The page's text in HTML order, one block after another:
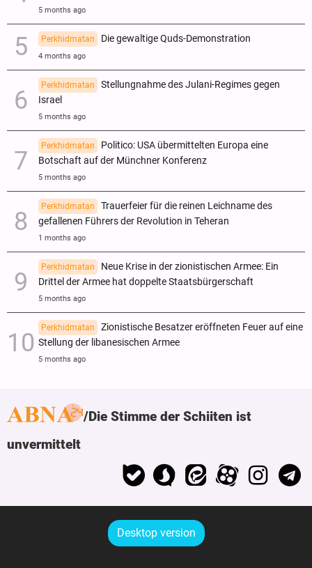
5 months ago
Perkhidmatan Die gewaltige Quds-Demonstration
4 months ago
Perkhidmatan
Stellungnahme des Julani-Regimes gegen
Israel
5 months ago
Perkhidmatan
Politico: USA übermittelten Europa eine
Botschaft auf der Münchner Konferenz
5 months ago
Perkhidmatan
Trauerfeier für die reinen Leichname des
gefallenen Führers der Revolution in Teheran
1 months ago
Perkhidmatan
Neue Krise in der zionistischen Armee: Ein
Drittel der Armee hat doppelte Staatsbürgerschaft
5 months ago
Perkhidmatan
Zionistische Besatzer eröffneten Feuer auf eine
Stellung der libanesischen Armee
5 months ago
Die Stimme der Schiiten ist
unvermittelt
Desktop version